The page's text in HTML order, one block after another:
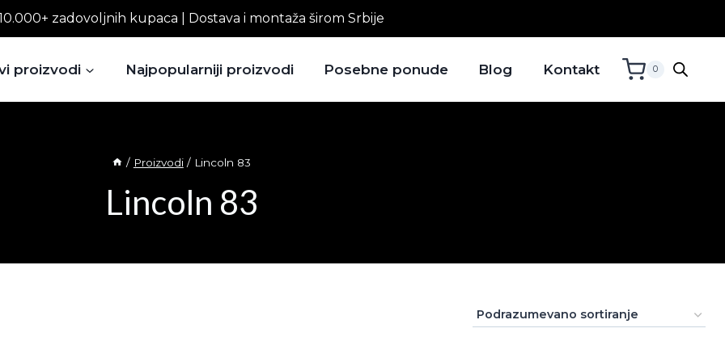
zadovoljnih kupaca | Dostava i montaža širom Srbije
proizvodi Najpopularniji proizvodi Posebne ponude Blog Kontakt 0
/ Proizvodi / Lincoln 83
Lincoln 83